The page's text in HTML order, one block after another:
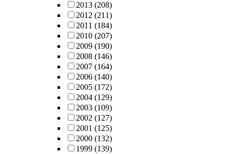
2013 (208)
2012 (211)
2011 (184)
2010 (207)
2009 (190)
2008 (146)
2007 (164)
2006 (140)
2005 (172)
2004 (129)
2003 (109)
2002 (127)
2001 (125)
2000 (132)
1999 (139)